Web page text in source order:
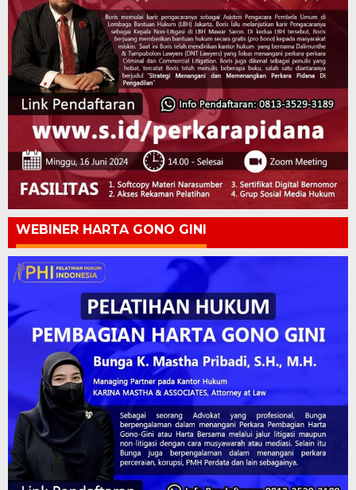
WEBINER HARTA GONO GINI